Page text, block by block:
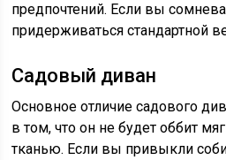
предпочтений. Если вы
придерживаться стандартной
Садовый диван
Основное отличие садового
в том, что он не будет оббит
тканью. Если вы привыкли